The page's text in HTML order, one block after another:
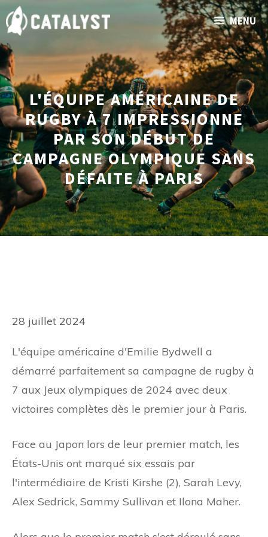
Aller
au
contenu
MENU
L'ÉQUIPE AMÉRICAINE DE
RUGBY À 7 IMPRESSIONNE
PAR SON DÉBUT DE
CAMPAGNE OLYMPIQUE SANS
DÉFAITE À PARIS
28 juillet 2024
L'équipe américaine d'Emilie Bydwell a
démarré parfaitement sa campagne de rugby à
7 aux Jeux olympiques de 2024 avec deux
victoires complètes dès le premier jour à Paris.
Face au Japon lors de leur premier match, les
États-Unis ont marqué six essais par
l'intermédiaire de Kristi Kirshe (2), Sarah Levy,
Alex Sedrick, Sammy Sullivan et Ilona Maher.